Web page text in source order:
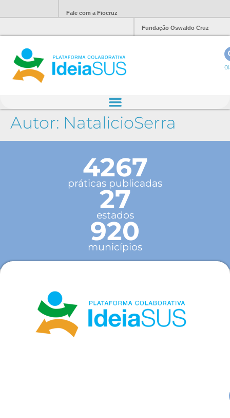
Fale com a Fiocruz
Fundação Oswaldo Cruz
Autor: NatalicioSerra
4267
práticas publicadas
27
estados
920
municípios